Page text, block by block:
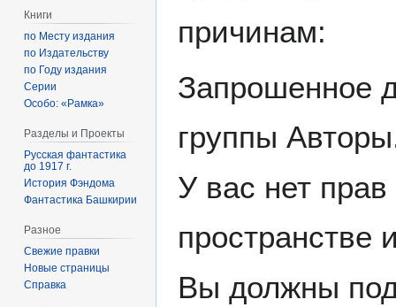
причинам:
Запрошенное
группы
У вас нет
пространстве
Вы должны
Книги
по Месту издания
по Издательству
по Году издания
Серии
Особо: «Рамка»
Разделы и Проекты
Русская фантастика
до 1917 г.
История Фэндома
Фантастика Башкирии
Разное
Свежие правки
Новые страницы
Справка